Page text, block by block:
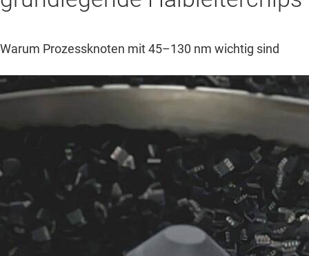
Warum Prozessknoten mit 45–130 nm wichtig sind